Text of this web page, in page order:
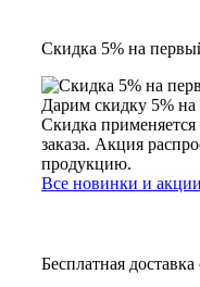
Скидка 5% на
Дарим скидку 5% на
Скидка
заказа. Акция
продукцию.
Все новинки и акции
Бесплатная